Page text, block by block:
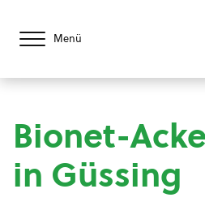
Menü
Bionet-
in Güssing